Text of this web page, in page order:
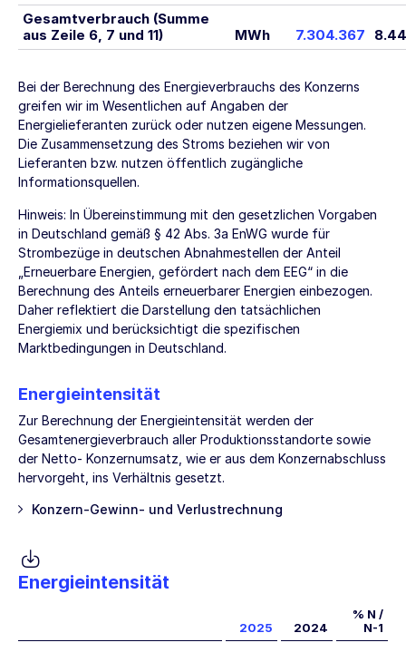
Gesamtverbrauch (Summe
aus Zeile 6, 7 und 11)
MWh 7.304.367
Bei der Berechnung des Energieverbrauchs des Konzerns
greifen wir im Wesentlichen auf Angaben der
Energielieferanten zurück oder nutzen eigene Messungen.
Die Zusammensetzung des Stroms beziehen wir von
Lieferanten bzw. nutzen öffentlich zugängliche
Informationsquellen.
Hinweis: In Übereinstimmung mit den gesetzlichen Vorgaben
in Deutschland gemäß § 42 Abs. 3a EnWG wurde für
Strombezüge in deutschen Abnahmestellen der Anteil
„Erneuerbare Energien, gefördert nach dem EEG“ in die
Berechnung des Anteils erneuerbarer Energien einbezogen.
Daher reflektiert die Darstellung den tatsächlichen
Energiemix und berücksichtigt die spezifischen
Marktbedingungen in Deutschland.
Energieintensität
Zur Berechnung der Energieintensität werden der
Gesamtenergieverbrauch aller Produktionsstandorte sowie
der Netto- Konzernumsatz, wie er aus dem Konzernabschluss
hervorgeht, ins Verhältnis gesetzt.
Konzern-Gewinn- und Verlustrechnung
Energieintensität
2025 2024
% N /
N-1